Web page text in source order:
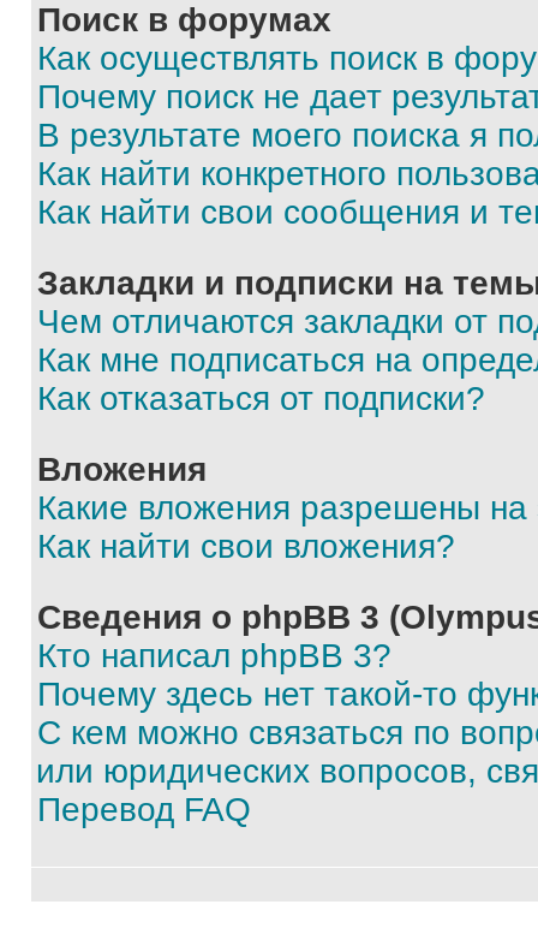
Поиск в форумах
Как осуществлять поиск в
Почему поиск не дает
В результате моего поиска я
Как найти конкретного
Как найти свои сообщения и
Закладки и подписки на
Чем отличаются закладки от
Как мне подписаться на
Как отказаться от подписки?
Вложения
Какие вложения разрешены
Как найти свои вложения?
Сведения о phpBB 3
Кто написал phpBB 3?
Почему здесь нет такой-то
С кем можно связаться по
или юридических вопросов,
Перевод FAQ